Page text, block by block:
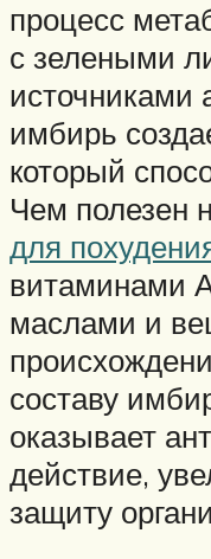
процесс
с зелеными
источниками
имбирь
который
Чем полезен
для
витаминами
маслами и
составу
оказывает
действие,
защиту